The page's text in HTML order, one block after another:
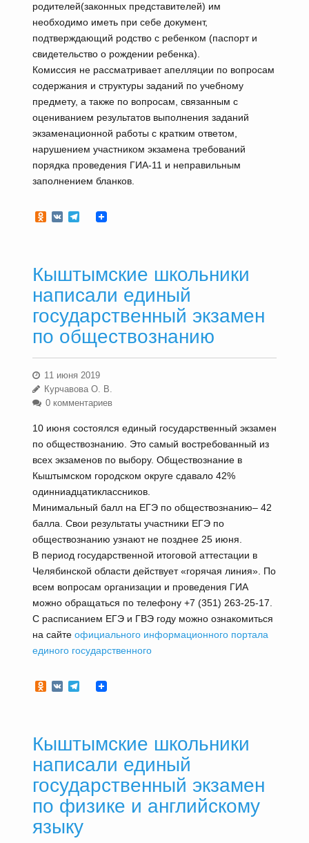
родителей(законных представителей) им
необходимо иметь при себе документ,
подтверждающий родство с ребенком (паспорт и
свидетельство о рождении ребенка).
Комиссия не рассматривает апелляции по вопросам
содержания и структуры заданий по учебному
предмету, а также по вопросам, связанным с
оцениванием результатов выполнения заданий
экзаменационной работы с кратким ответом,
нарушением участником экзамена требований
порядка проведения ГИА-11 и неправильным
заполнением бланков.
Odnoklassniki
VKTelegram
Кыштымские школьники
написали единый
государственный экзамен
по обществознанию
11 июня 2019
Курчавова О. В.
0 комментариев
10 июня состоялся единый государственный экзамен
по обществознанию. Это самый востребованный из
всех экзаменов по выбору. Обществознание в
Кыштымском городском округе сдавало 42%
одинниадцатиклассников.
Минимальный балл на ЕГЭ по обществознанию– 42
балла. Свои результаты участники ЕГЭ по
обществознанию узнают не позднее 25 июня.
В период государственной итоговой аттестации в
Челябинской области действует «горячая линия». По
всем вопросам организации и проведения ГИА
можно обращаться по телефону +7 (351) 263-25-17.
С расписанием ЕГЭ и ГВЭ году можно ознакомиться
на сайте официального информационного портала
единого государственного
Odnoklassniki
VKTelegram
Кыштымские школьники
написали единый
государственный экзамен
по физике и английскому
языку